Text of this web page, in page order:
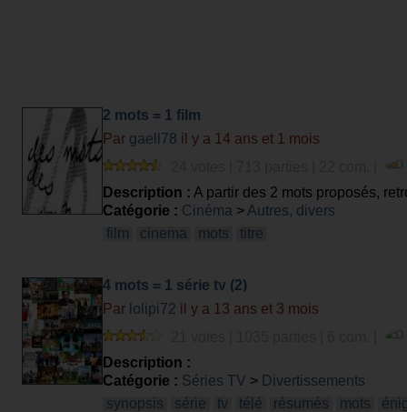
2 mots = 1 film
Par gaell78 il y a 14 ans et 1 mois
Description : A partir des 2 mots proposés,
Catégorie : Cinéma > Autres, divers
film
cinema mots titre
4 mots = 1 série tv (2)
Par lolipi72 il y a 13 ans et 3 mois
Description :
Catégorie : Séries TV > Divertissements
synopsis
série tv télé résumés mots